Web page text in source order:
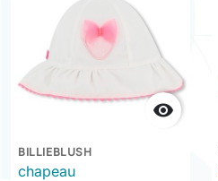

BILLIEBLUSH
chapeau